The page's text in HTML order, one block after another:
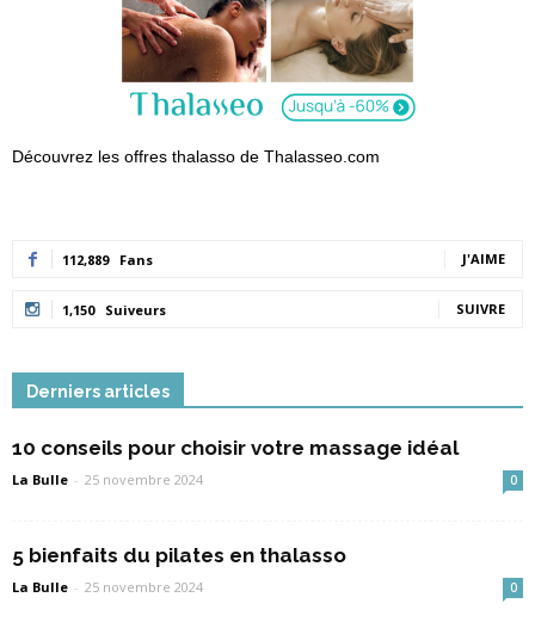
Découvrez les offres thalasso de Thalasseo.com
112,889 Fans J'AIME
1,150 Suiveurs SUIVRE
Derniers articles
10 conseils pour choisir votre massage idéal
La Bulle - 25 novembre 2024 0
5 bienfaits du pilates en thalasso
La Bulle - 25 novembre 2024 0